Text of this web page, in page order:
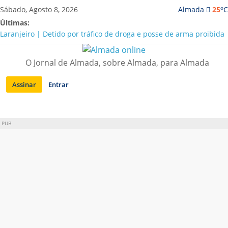
Saltar
para
conteúdo
Almada 25oC
Sábado, Agosto 8, 2026
Últimas:
Laranjeiro | Detido por tráfico de droga e posse de arma proibida
A “crise” da água em Almada: ilações e ensinamentos necessários
Costa da Caparica | Polícia Marítima e ASAE detectam
irregularidades em habitações e restaurantes
APA diz que falta de água em Almada “foi um problema de má
O Jornal de Almada, sobre Almada, para Almada
Assinar Entrar
PUB